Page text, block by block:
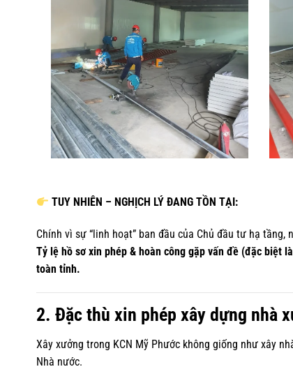
TUY NHIÊN – NGHỊCH LÝ ĐANG TỒN TẠI:
Chính vì sự “linh hoạt” ban đầu của Chủ đầu tư hạ
Tỷ lệ hồ sơ xin phép & hoàn công gặp vấn đề (đặc biệt
toàn tỉnh.
2. Đặc thù xin phép xây dựng nhà
Xây xưởng trong KCN Mỹ Phước không giống như xây
Nhà nước.